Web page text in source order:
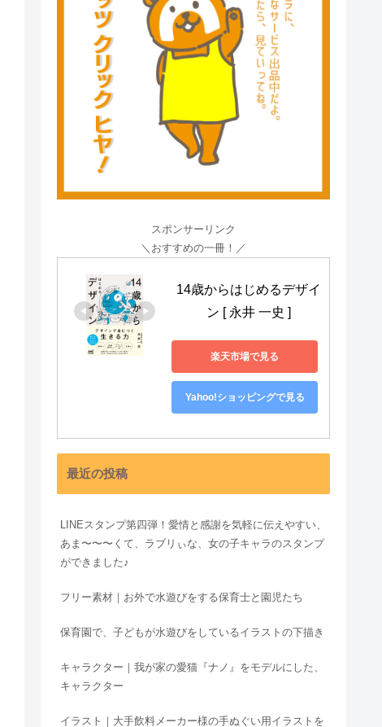
スポンサーリンク
＼おすすめの一冊！／
14歳からはじめるデザイ
ン [ 永井 一史 ]
楽天市場で見る
Yahoo!ショッピングで見る
最近の投稿
LINEスタンプ第四弾！愛情と感謝を気軽に伝えやすい、
あま〜〜〜くて、ラブリぃな、女の子キャラのスタンプ
ができました♪
フリー素材｜お外で水遊びをする保育士と園児たち
保育園で、子どもが水遊びをしているイラストの下描き
キャラクター｜我が家の愛猫『ナノ』をモデルにした、
キャラクター
イラスト｜大手飲料メーカー様の手ぬぐい用イラストを